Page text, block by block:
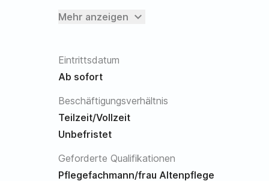
Unterstützung bei der Alltagsbewältigung (z.
Mahlzeitenzubereitung)
Dokumentation der erbrachten Leistungen
durchgeführten Maßnahmen)
Vertrauensvolle Zusammenarbeit mit
Teilnahme am Schichtdienst zur
Einfühlsame Begleitung von Klient*innen,
Krankheit
Ihr Profil
Mehr anzeigen expand_more
Eintrittsdatum
Ab sofort
Beschäftigungsverhältnis
Teilzeit/Vollzeit
Unbefristet
Geforderte Qualifikationen
Pflegefachmann/frau Altenpflege